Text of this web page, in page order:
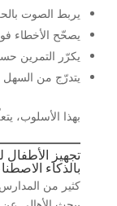
يربط الصوت
يصحّح الأخطاء
يكرّر التمرين
يتدرّج من
بهذا الأسلوب،
تجهيز الأطفال
بالذكاء
كثير من المدارس